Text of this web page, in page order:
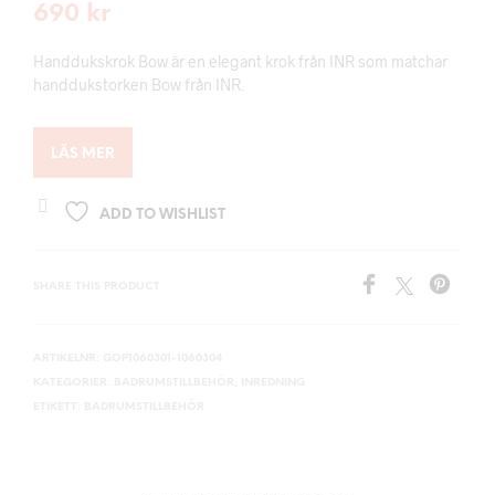
690 kr
Handdukskrok Bow är en elegant krok från INR som matchar
handdukstorken Bow från INR.
LÄS MER
ADD TO WISHLIST